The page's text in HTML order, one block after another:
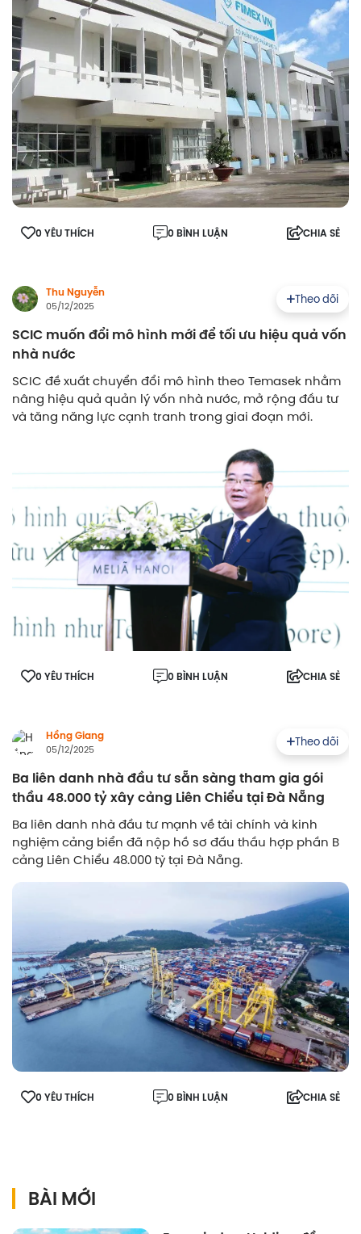
0 YÊU THÍCH 0 BÌNH LUẬN CHIA SẺ
Thu Nguyễn
05/12/2025
Theo dõi
SCIC muốn đổi mô hình mới để tối ưu hiệu quả vốn
nhà nước
SCIC đề xuất chuyển đổi mô hình theo Temasek nhằm
nâng hiệu quả quản lý vốn nhà nước, mở rộng đầu tư
và tăng năng lực cạnh tranh trong giai đoạn mới.
0 YÊU THÍCH 0 BÌNH LUẬN CHIA SẺ
Hồng Giang
05/12/2025
Theo dõi
Ba liên danh nhà đầu tư sẵn sàng tham gia gói
thầu 48.000 tỷ xây cảng Liên Chiểu tại Đà Nẵng
Ba liên danh nhà đầu tư mạnh về tài chính và kinh
nghiệm cảng biển đã nộp hồ sơ đấu thầu hợp phần B
cảng Liên Chiểu 48.000 tỷ tại Đà Nẵng.
0 YÊU THÍCH 0 BÌNH LUẬN CHIA SẺ
BÀI MỚI